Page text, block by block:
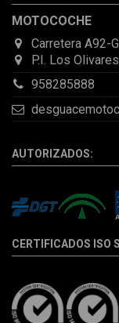
MOTOCOCHE
Carretera A92-
P.I. Los
958285888
AUTORIZADOS:
CERTIFICADOS ISO